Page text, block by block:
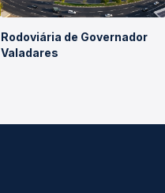
Rodoviária de Governador
Valadares